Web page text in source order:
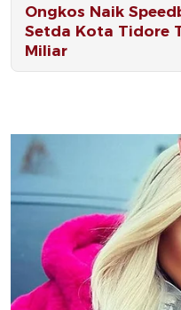
Ongkos Naik
Setda Kota Tidore
Miliar